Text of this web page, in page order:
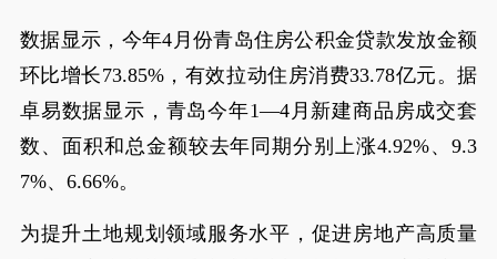
数据显示，今年4月份青岛住房公积金贷款发放金额
环比增长73.85%，有效拉动住房消费33.78亿元。据
卓易数据显示，青岛今年1—4月新建商品房成交套
数、面积和总金额较去年同期分别上涨4.92%、9.3
7%、6.66%。
为提升土地规划领域服务水平，促进房地产高质量